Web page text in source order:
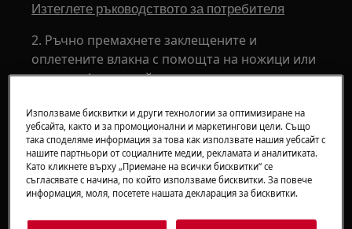
Изтеглете ръководството за потребителя
2. Ръчно премахнете заклещените и
оплетените влакна с помощта на ножици или
пинцети (внимавайте да не повредите
Как да почистим електрическа четка -
примери
модели QX6, QX7
Използваме бисквитки и други технологии за оптимизиране на
уебсайта, както и за промоционални и маркетингови цели. Също
така споделяме информация за това как използвате нашия уебсайт с
нашите партньори от социалните медии, рекламата и аналитиката.
Като кликнете върху „Приемане на всички бисквитки“ се
съгласявате с начина, по който използваме бисквитки. За повече
информация, моля, посетете нашата декларация за бисквитки.